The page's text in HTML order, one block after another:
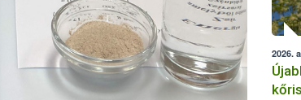
2026.